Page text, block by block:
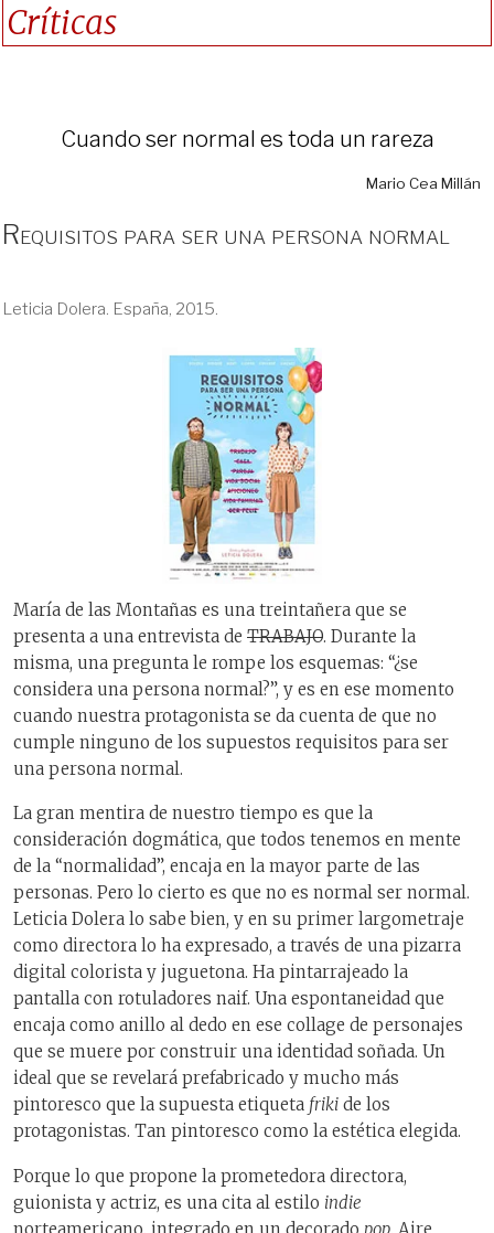
Críticas
Cuando ser normal es toda un rareza
Mario Cea Millán
Requisitos para ser una persona normal
Leticia Dolera. España, 2015.
María de las Montañas es una treintañera que se
presenta a una entrevista de TRABAJO. Durante la
misma, una pregunta le rompe los esquemas: “¿se
considera una persona normal?”, y es en ese momento
cuando nuestra protagonista se da cuenta de que no
cumple ninguno de los supuestos requisitos para ser
una persona normal.
La gran mentira de nuestro tiempo es que la
consideración dogmática, que todos tenemos en mente
de la “normalidad”, encaja en la mayor parte de las
personas. Pero lo cierto es que no es normal ser normal.
Leticia Dolera lo sabe bien, y en su primer largometraje
como directora lo ha expresado, a través de una pizarra
digital colorista y juguetona. Ha pintarrajeado la
pantalla con rotuladores naif. Una espontaneidad que
encaja como anillo al dedo en ese collage de personajes
que se muere por construir una identidad soñada. Un
ideal que se revelará prefabricado y mucho más
pintoresco que la supuesta etiqueta friki de los
protagonistas. Tan pintoresco como la estética elegida.
Porque lo que propone la prometedora directora,
guionista y actriz, es una cita al estilo indie